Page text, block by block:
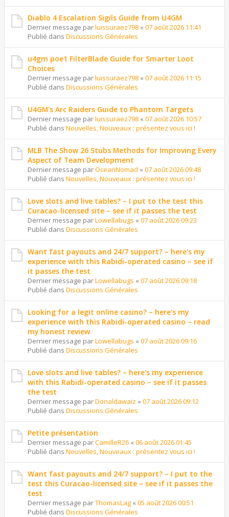
Diablo 4 Escalation Sigils Guide from U4GM
Dernier message parluissuraez798 « 07 août 2026 11:41
Publié dans Discussions Générales
u4gm poe1 FilterBlade Guide for Smarter Loot
Choices
Dernier message parluissuraez798 « 07 août 2026 11:15
Publié dans Discussions Générales
U4GM's Arc Raiders Guide to Phantom Targets
Dernier message parluissuraez798 « 07 août 2026 10:57
Publié dans Nouvelles, Nouveaux : présentez vous ici !
MLB The Show 26 Stubs Methods for Improving Every
Aspect of Team Development
Dernier message parOceanNomad « 07 août 2026 09:48
Publié dans Nouvelles, Nouveaux : présentez vous ici !
Love slots and live tables? – I put to the test this
Curacao-licensed site – see if it passes the test
Dernier message parLowellabugs « 07 août 2026 09:23
Publié dans Discussions Générales
Want fast payouts and 24/7 support? – here's my
experience with this Rabidi-operated casino – see if
it passes the test
Dernier message parLowellabugs « 07 août 2026 09:18
Publié dans Discussions Générales
Looking for a legit online casino? – here's my
experience with this Rabidi-operated casino – read
my honest review
Dernier message parLowellabugs « 07 août 2026 09:16
Publié dans Discussions Générales
Love slots and live tables? – here's my experience
with this Rabidi-operated casino – see if it passes
the test
Dernier message parDonaldawaiz « 07 août 2026 09:12
Publié dans Discussions Générales
Petite présentation
Dernier message parCamilleR26 « 06 août 2026 01:45
Publié dans Nouvelles, Nouveaux : présentez vous ici !
Want fast payouts and 24/7 support? – I put to the
test this Curacao-licensed site – see if it passes the
test
Dernier message parThomasLag « 05 août 2026 00:51
Publié dans Discussions Générales